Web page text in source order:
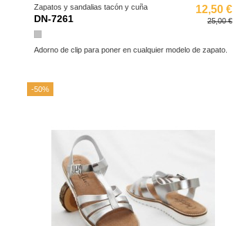
Zapatos y sandalias tacón y cuña
DN-7261
Plata
12,50 €
25,00 €
Adorno de clip para poner en cualquier modelo de zapato.
-50%